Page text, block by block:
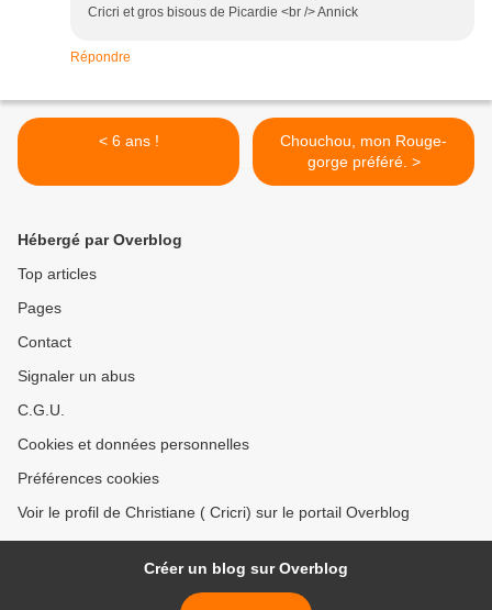
Cricri et gros bisous de Picardie <br /> Annick
Répondre
< 6 ans !
Chouchou, mon Rouge-
gorge préféré. >
Hébergé par Overblog
Top articles
Pages
Contact
Signaler un abus
C.G.U.
Cookies et données personnelles
Préférences cookies
Voir le profil de Christiane ( Cricri) sur le portail Overblog
Créer un blog sur Overblog